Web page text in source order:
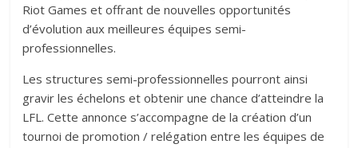
Riot Games et offrant de nouvelles opportunités
d’évolution aux meilleures équipes semi-
professionnelles.
Les structures semi-professionnelles pourront ainsi
gravir les échelons et obtenir une chance d’atteindre la
LFL. Cette annonce s’accompagne de la création d’un
tournoi de promotion / relégation entre les équipes de